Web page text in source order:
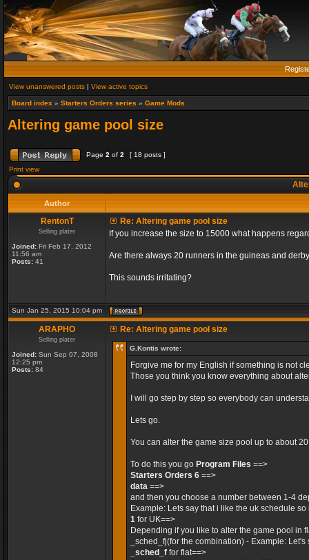
View unanswered posts | View active topics
Board index » Starters Orders series » Game Mods
Altering game pool size
Page 2 of 2
[ 18 posts ]
Print view
Author
RentonT
Selling plater
Joined: Fri Feb 17, 2012
11:56 am
Posts: 41
Re: Altering game pool size
If you increase the size to 15000 what happens
Are there always 20 runners in the guineas and
This sounds irritating?
Sun Jan 25, 2015 10:04 pm
ARAPHO
Selling plater
Joined: Sun Sep 07, 2008
12:25 pm
Posts: 84
Re: Altering game pool size
G.Kontis wrote:
Forgive me for my English if something is not
Those you think you know everything about
I will go step by step so everybody can
Lets go.
You can alter the game size pool up to about
To do this you go Program Files ==>
Starters Orders 6 ==>
data ==>
and then you choose a number between 1-4
Example: Lets say that i like the uk schedule so
1 for UK==>
Depending if you like to alter the game pool in
_sched_fj(for the combination) - Example:
_sched_f for flat==>